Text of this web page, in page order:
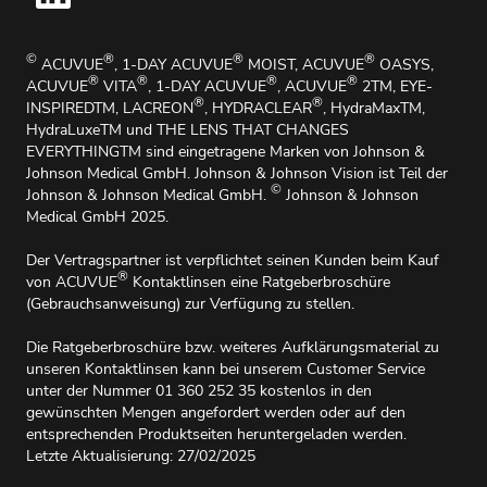
Impressum
© ACUVUE®, 1-DAY ACUVUE® MOIST, ACUVUE® OASYS,
ACUVUE® VITA®, 1-DAY ACUVUE®, ACUVUE® 2TM, EYE-
INSPIREDTM, LACREON®, HYDRACLEAR®, HydraMaxTM,
HydraLuxeTM und THE LENS THAT CHANGES
EVERYTHINGTM sind eingetragene Marken von Johnson &
Johnson Medical GmbH. Johnson & Johnson Vision ist Teil der
Johnson & Johnson Medical GmbH. © Johnson & Johnson
Medical GmbH 2025.
Der Vertragspartner ist verpflichtet seinen Kunden beim Kauf
von ACUVUE® Kontaktlinsen eine Ratgeberbroschüre
(Gebrauchsanweisung) zur Verfügung zu stellen.
Die Ratgeberbroschüre bzw. weiteres Aufklärungsmaterial zu
unseren Kontaktlinsen kann bei unserem Customer Service
unter der Nummer 01 360 252 35 kostenlos in den
gewünschten Mengen angefordert werden oder auf den
entsprechenden Produktseiten heruntergeladen werden.
Letzte Aktualisierung: 27/02/2025